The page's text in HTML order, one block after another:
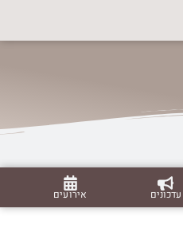
עדכונים אירועים